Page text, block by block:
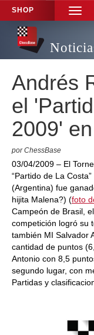
SHOP
TOGGLE
Andrés
el
2009'
por ChessBase
03/04/2009 – El
“Partido de La
(Argentina) fue
hijita Malena?) (foto
Campeón de Brasil,
competición logró su
también MI Salvador
cantidad de puntos
Antonio con 8,5
segundo lugar, con
Partidas y